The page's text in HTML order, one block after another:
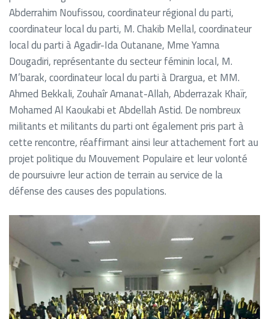
Abderrahim Noufissou, coordinateur régional du parti,
coordinateur local du parti, M. Chakib Mellal, coordinateur
local du parti à Agadir-Ida Outanane, Mme Yamna
Dougadiri, représentante du secteur féminin local, M.
M’barak, coordinateur local du parti à Drargua, et MM.
Ahmed Bekkali, Zouhaîr Amanat-Allah, Abderrazak Khaïr,
Mohamed Al Kaoukabi et Abdellah Astid. De nombreux
militants et militants du parti ont également pris part à
cette rencontre, réaffirmant ainsi leur attachement fort au
projet politique du Mouvement Populaire et leur volonté
de poursuivre leur action de terrain au service de la
défense des causes des populations.